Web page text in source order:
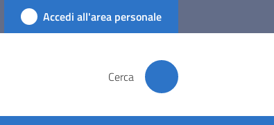
Accedi all'area personale
Cerca